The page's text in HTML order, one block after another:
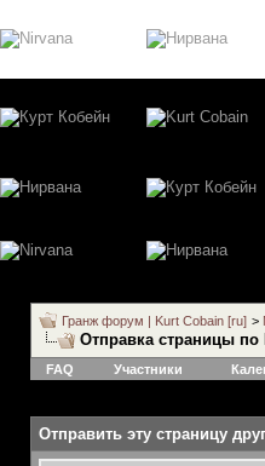
Гранж форум | Kurt Cobain [ru] >
Отправка страницы по
FAQ Участники
Отправить эту страницу